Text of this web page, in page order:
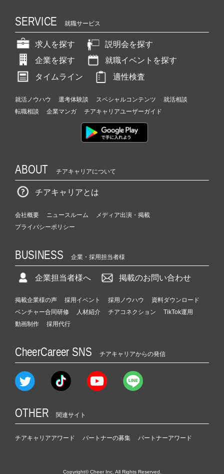
SERVICE 就職サービス
求人を探す
説明会を探す
企業を探す
就職イベントを探す
タイムライン
適性検査
就活ノウハウ 選考体験談 スペシャルコンテンツ
就活相談
転職相談
企業マンガ チアキャリアユーザーガイド
ABOUT チアキャリアについて
チアキャリアとは
会社概要 ニュースルーム
メディア出演・掲載
プライバシーポリシー
BUSINESS 企業・採用担当者様
企業担当者様へ 掲載のお問い合わせ
掲載企業様の声 採用イベント 採用ノウハウ
資料ダウンロード
ベンチャー合同研修
人材紹介 チアコネクション
TikTok運用
動画制作
採用代行
CheerCareer SNS チアキャリアからの発信
OTHER 関連サイト
チアキャリアアワード パートナーの募集 パートナーアワード
Copyright© Cheer Inc. All Rights Reserved.